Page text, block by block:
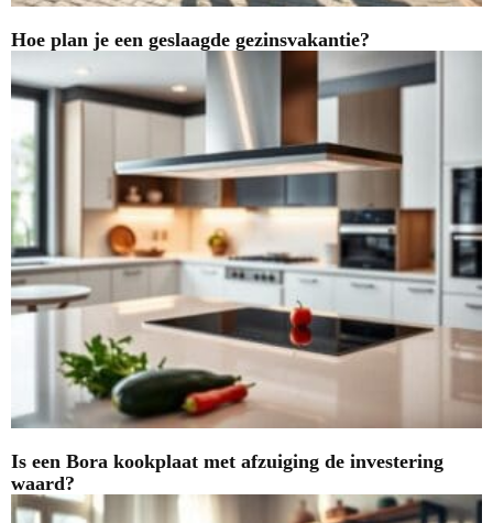
Hoe plan je een geslaagde gezinsvakantie?
Is een Bora kookplaat met afzuiging de investering
waard?